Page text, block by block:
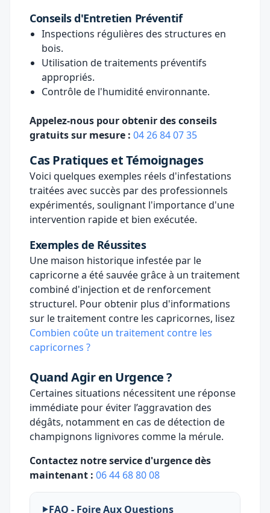
Conseils d'Entretien Préventif
Inspections régulières des structures en
bois.
Utilisation de traitements préventifs
appropriés.
Contrôle de l'humidité environnante.
Appelez-nous pour obtenir des conseils
gratuits sur mesure : 04 26 84 07 35
Cas Pratiques et Témoignages
Voici quelques exemples réels d'infestations
traitées avec succès par des professionnels
expérimentés, soulignant l'importance d'une
intervention rapide et bien exécutée.
Exemples de Réussites
Une maison historique infestée par le
capricorne a été sauvée grâce à un traitement
combiné d'injection et de renforcement
structurel. Pour obtenir plus d'informations
sur le traitement contre les capricornes, lisez
Combien coûte un traitement contre les
capricornes ?
Quand Agir en Urgence ?
Certaines situations nécessitent une réponse
immédiate pour éviter l’aggravation des
dégâts, notamment en cas de détection de
champignons lignivores comme la mérule.
Contactez notre service d'urgence dès
maintenant : 06 44 68 80 08
FAQ - Foire Aux Questions